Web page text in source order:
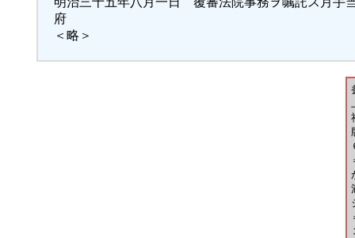
府
＜略＞